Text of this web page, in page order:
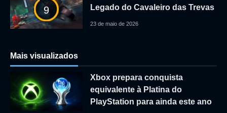
9
Legado do Cavaleiro das Trevas
23 de maio de 2026
Mais visualizados
Xbox prepara conquista
equivalente à Platina do
PlayStation para ainda este ano